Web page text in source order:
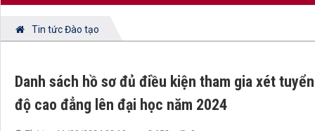
Tin tức Đào tạo
Danh sách hồ sơ đủ điều kiện tham gia xét
độ cao đẳng lên đại học năm 2024